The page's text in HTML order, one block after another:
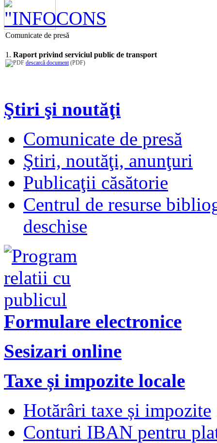
Comunicate de presă
1. Raport privind serviciul public de transport
descarcă document(PDF)
Ştiri şi noutăţi
Comunicate de presă
Ştiri, noutăţi, anunţuri
Publicaţii căsătorie
Centrul de resurse
deschise
Formulare electronice
Sesizari online
Taxe și impozite locale
Hotărâri taxe și impozite
Conturi IBAN pentru